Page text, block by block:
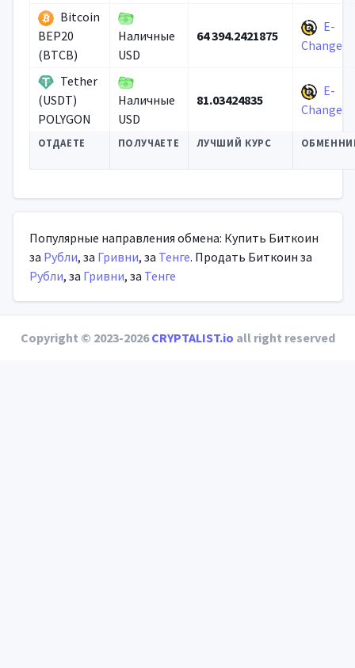
Bitcoin
BEP20
(BTCB)
Наличные
USD
64 394.2421875
E-
Change
Tether
(USDT)
POLYGON
Наличные
USD
81.03424835
E-
Change
ОТДАЕТЕ ПОЛУЧАЕТЕ ЛУЧШИЙ КУРС
Популярные направления обмена: Купить Биткоин
за Рубли, за Гривни, за Тенге. Продать Биткоин за
Рубли, за Гривни, за Тенге
Copyright © 2023-2026CRYPTALIST.io all right reserved